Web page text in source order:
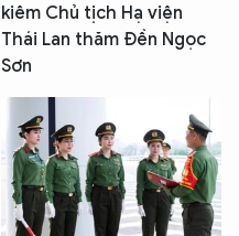
kiêm Chủ tịch Hạ viện
Thái Lan thăm Đền Ngọc
Sơn